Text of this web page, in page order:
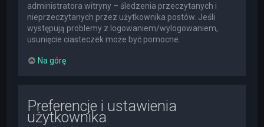
administratora witryny – śledzenia przeczytanych i
nieprzeczytanych przez użytkownika postów. Jeśli
występują problemy z logowaniem/wylogowaniem,
usunięcie ciasteczek może być pomocne.
Na górę
Preferencje i ustawienia
użytkownika